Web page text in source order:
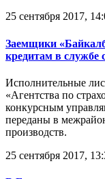
25 сентября 2017,
Заемщики
кредитам в службе
Исполнительные
«Агентства по
конкурсным
переданы в
производств.
25 сентября 2017,